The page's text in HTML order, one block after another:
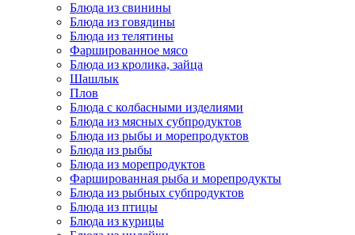
Блюда из свинины
Блюда из говядины
Блюда из телятины
Фаршированное мясо
Блюда из кролика, зайца
Шашлык
Плов
Блюда с колбасными изделиями
Блюда из мясных субпродуктов
Блюда из рыбы и морепродуктов
Блюда из рыбы
Блюда из морепродуктов
Фаршированная рыба и морепродукты
Блюда из рыбных субпродуктов
Блюда из птицы
Блюда из курицы